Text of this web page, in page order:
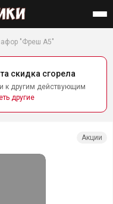
"Фреш А5"
скидка сгорела
к другим действующим
другие
Акции